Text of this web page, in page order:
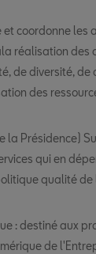
et coordonne les
réalisation des
de diversité, de
des
la Présidence)
qui en
qualité de
: destiné aux
de